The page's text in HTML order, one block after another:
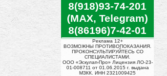
8(918)93-74-201
(MAX, Telegram)
8(86196)7-42-01
Реклама 12+
ВОЗМОЖНЫ ПРОТИВОПОКАЗАНИЯ.
ПРОКОНСУЛЬТИРУЙТЕСЬ СО
СПЕЦИАЛИСТАМИ.
ООО «Эскулап-Про» Лицензия ЛО-23-
01-008711 от 01.06.2015 г. выдана
МЗКК. ИНН 2321009425